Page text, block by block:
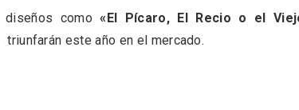
diseños como«El Pícaro, El Recio o el
este año en el mercado.